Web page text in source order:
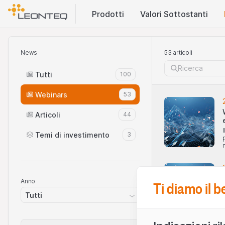
Prodotti Valori Sottostanti
News
Tutti 100
Webinars 53
Articoli 44
Temi di investimento 3
Anno
Tutti
53 articoli
Ti diamo il